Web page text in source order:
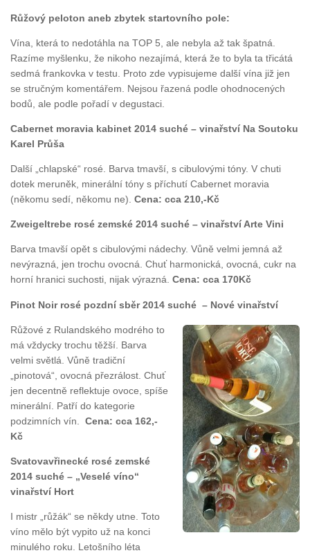
Růžový peloton aneb zbytek startovního pole:
Vína, která to nedotáhla na TOP 5, ale nebyla až tak špatná.
Razíme myšlenku, že nikoho nezajímá, která že to byla ta třicátá
sedmá frankovka v testu. Proto zde vypisujeme další vína již jen
se stručným komentářem. Nejsou řazená podle ohodnocených
bodů, ale podle pořadí v degustaci.
Cabernet moravia kabinet 2014 suché – vinařství Na Soutoku
Karel Průša
Další „chlapské“ rosé. Barva tmavší, s cibulovými tóny. V chuti
dotek meruněk, minerální tóny s příchutí Cabernet moravia
(někomu sedí, někomu ne). Cena: cca 210,-Kč
Zweigeltrebe rosé zemské 2014 suché – vinařství Arte Vini
Barva tmavší opět s cibulovými nádechy. Vůně velmi jemná až
nevýrazná, jen trochu ovocná. Chuť harmonická, ovocná, cukr na
horní hranici suchosti, nijak výrazná. Cena: cca 170Kč
Pinot Noir rosé pozdní sběr 2014 suché – Nové vinařství
Růžové z Rulandského modrého to
má vždycky trochu těžší. Barva
velmi světlá. Vůně tradiční
„pinotová“, ovocná přezrálost. Chuť
jen decentně reflektuje ovoce, spíše
minerální. Patří do kategorie
podzimních vín. Cena: cca 162,-
Kč
Svatovavřinecké rosé zemské
2014 suché – „Veselé víno“
vinařství Hort
I mistr „růžák“ se někdy utne. Toto
víno mělo být vypito už na konci
minulého roku. Letošního léta